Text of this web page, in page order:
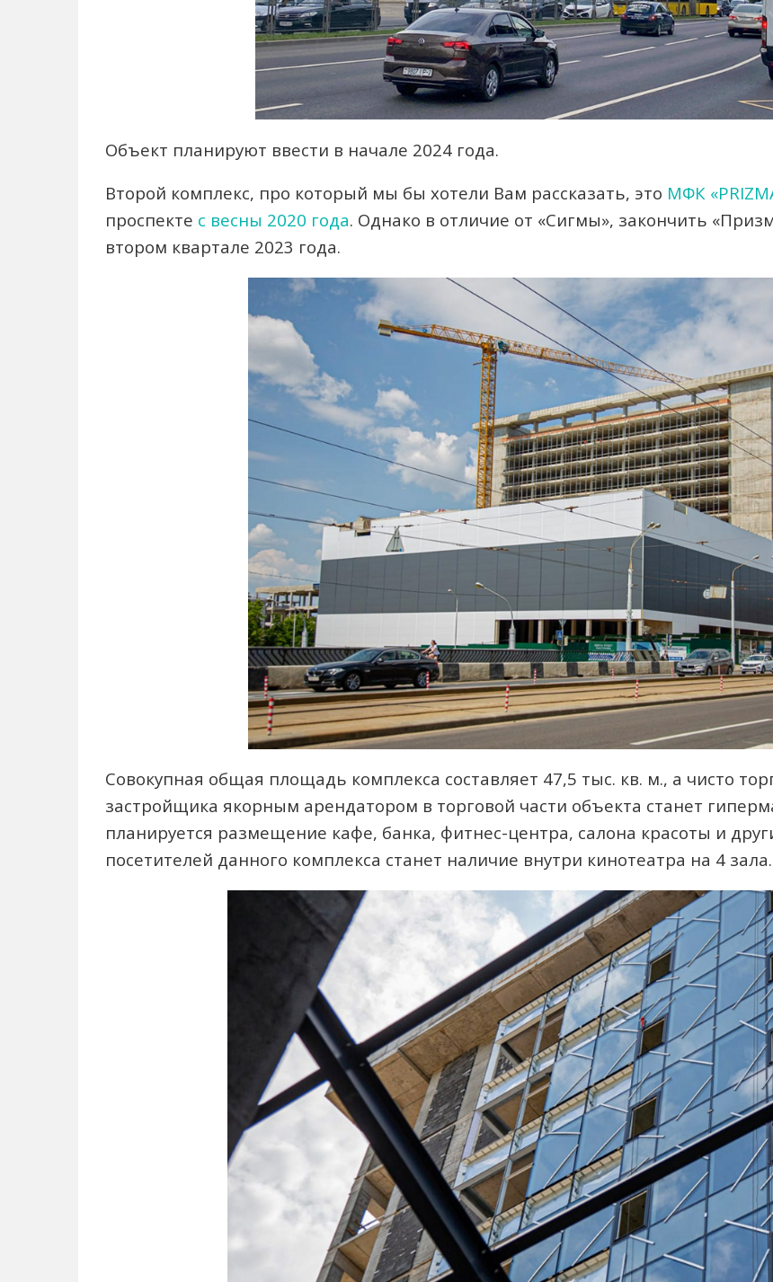
Объект планируют ввести в начале 2024 года.
Второй комплекс, про который мы бы хотели Вам рассказать, это МФК
проспекте с весны 2020 года. Однако в отличие от «Сигмы», закончить
втором квартале 2023 года.
Совокупная общая площадь комплекса составляет 47,5 тыс. кв. м., а чисто
застройщика якорным арендатором в торговой части объекта станет
планируется размещение кафе, банка, фитнес-центра, салона красоты и
посетителей данного комплекса станет наличие внутри кинотеатра на 4 зала.